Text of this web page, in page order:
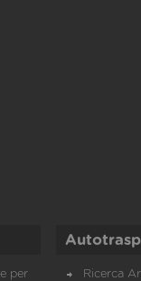
per
Ricerca